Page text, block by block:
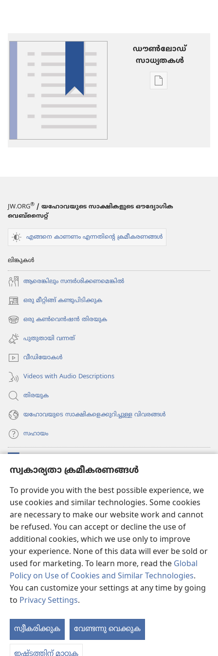
സ്വകാര്യതാ ക്രമീകരണങ്ങൾ
To provide you with the best possible experience, we
use cookies and similar technologies. Some cookies
are necessary to make our website work and cannot
be refused. You can accept or decline the use of
additional cookies, which we use only to improve
your experience. None of this data will ever be sold or
used for marketing. To learn more, read the Global
Policy on Use of Cookies and Similar Technologies.
You can customize your settings at any time by going
to Privacy Settings.
സ്വീകരിക്കുക വേണ്ടന്നു വെക്കുക
ഇഷ്ടത്തിന് മാറ്റുക
ഡൗണ്‍ലോഡ്
സാധ്യതകള്‍
JW.ORG® / യഹോവയുടെ സാക്ഷികളുടെ ഔദ്യോഗിക
വെബ്സൈറ്റ്
എങ്ങനെ കാണണം എന്നതിന്റെ ക്രമീകരണങ്ങൾ
ലിങ്കുകൾ
ആരെങ്കി​ലും സന്ദർശി​ക്ക​ണ​മെ​ങ്കിൽ
ഒരു മീറ്റിങ്ങ് കണ്ടുപിടിക്കുക
(പുതിയ
പേജ്
തുറക്കുക)
ഒരു കൺവെൻഷൻ തിരയുക
(പുതിയ
പേജ്
തുറക്കുക)
പുതുതായി വന്നത്‌
വീഡി​യോ​കൾ
Videos with Audio Descriptions
തിരയുക
യഹോവയുടെ സാക്ഷികളെക്കുറിച്ചുള്ള വിവരങ്ങൾ
സഹായം
പേജ്
വാച്ച്ടവര്‍ ഓണ്‍ലൈന്‍ ലൈബ്രറി
(പുതിയ
പേജ്
തുറക്കുക)JW ഹബ്ബ്
(പുതിയ
പേജ്
തുറക്കുക)JW ലൈ​ബ്ര​റി
വാച്ച്‌ടവർ ലൈ​ബ്രറി
ഉപയോഗിക്കുന്നതിനുള്ള വ്യവസ്ഥകള്‍|സ്വകാര്യതാ നയം
ക്രമീകരണങ്ങൾ